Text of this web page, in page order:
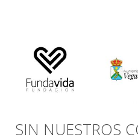
SIN NUESTROS